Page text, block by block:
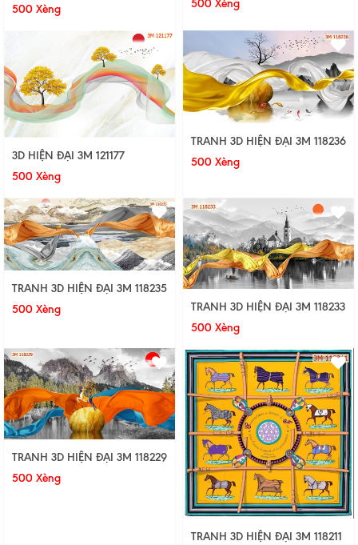
500 Xèng 500 Xèng
3D HIỆN ĐẠI 3M 121177
500 Xèng
TRANH 3D HIỆN ĐẠI 3M 118236
500 Xèng
TRANH 3D HIỆN ĐẠI 3M 118235
500 Xèng
TRANH 3D HIỆN ĐẠI 3M 118233
500 Xèng
TRANH 3D HIỆN ĐẠI 3M 118229
500 Xèng
TRANH 3D HIỆN ĐẠI 3M 118211